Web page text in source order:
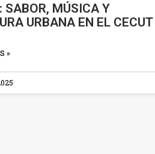
SABOR, MÚSICA Y
URBANA EN EL CECUT
»